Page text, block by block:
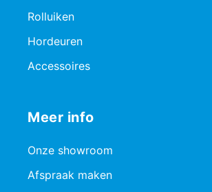
Rolluiken
Hordeuren
Accessoires
Meer info
Onze showroom
Afspraak maken